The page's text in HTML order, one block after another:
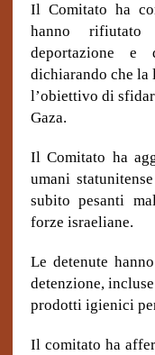
Il Comitato ha
hanno
deportazione e
dichiarando che la
l’obiettivo di
Gaza.
Il Comitato ha
umani
subito pesanti
forze israeliane.
Le detenute
detenzione,
prodotti igienici
Il comitato ha